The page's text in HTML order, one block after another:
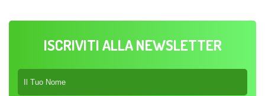
ISCRIVITI ALLA NEWSLETTER